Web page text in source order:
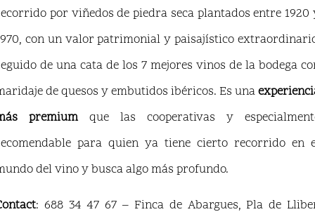
por viñedos de piedra seca plantados entre 1920
con un valor patrimonial y paisajístico
de una cata de los 7 mejores vinos de la bodega
de quesos y embutidos ibéricos. Es una
premium que las cooperativas y
para quien ya tiene cierto recorrido en
del vino y busca algo más profundo.
: 688 34 47 67 – Finca de Abargues, Pla de